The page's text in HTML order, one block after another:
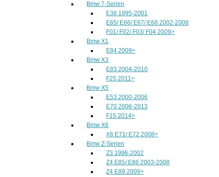
Bmw 7-Serien
E38 1995-2001
E65/ E66/ E67/ E68 2002-2008
F01/ F02/ F03/ F04 2009>
Bmw X1
E84 2009>
Bmw X3
E83 2004-2010
F25 2011>
Bmw X5
E53 2000-2006
E70 2006-2013
F15 2014>
Bmw X6
X6 E71/ E72 2008>
Bmw Z-Serien
Z3 1996-2002
Z4 E85/ E86 2003-2008
Z4 E89 2009>